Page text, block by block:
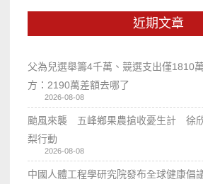
近期文章
父為兒選舉籌4千萬、競選支出僅1810
方：2190萬差額去哪了
2026-08-08
颱風來襲 五峰鄉果農搶收憂生計 徐
梨行動
2026-08-08
中國人體工程學研究院發布全球健康倡